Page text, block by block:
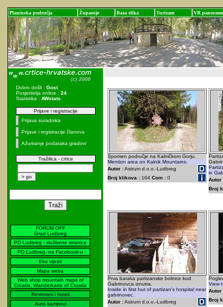
Planinska područja Županije Baza slika Turizam VR panorame
Dobro došli : Gost
Posjetitelja online : 24
Statistika : AWstats
Prijave i registracije
Prijava suradnika
Prijave i registracije članova
Ažuriranje podataka gradovi
Tražilica - crtice
FORUM OFF
Grad Ludbreg
PD Ludbreg - službene stranice
PD Ludbreg- na Facebook-u
Eko vijesti
Mapa weba
Web shop mountain maps of
Croatia, Wanderkarte of Croatia
Restorani i hoteli
Auto kampovi
Spomen područje na Kalničkom Gorju.
Mention area on Kalnik Mountains.
Autor :Astrum d.o.o.-Ludbreg
Broj klikova : 164 Com : 0
in
Autor
Broj
Prva baraka partizanske bolnice kod
Gabrinovca iznutra.
Inside in first hut of partizan's hospital near
gabrinovec.
Autor :Astrum d.o.o.-Ludbreg
View
Autor
Broj